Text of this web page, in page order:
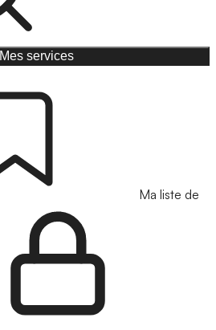
Mes services
Ma liste de